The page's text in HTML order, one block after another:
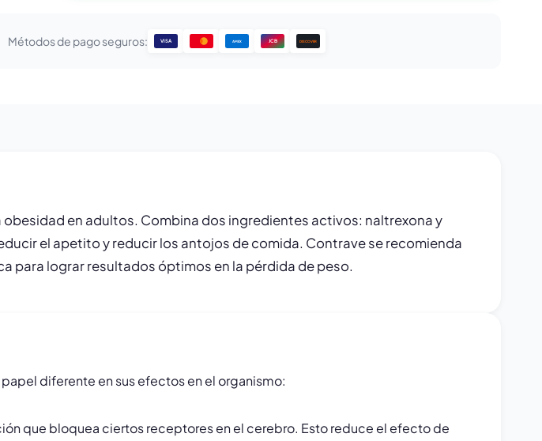
Métodos de pago seguros: VISA AMEX JCB DISCOVER
en adultos. Combina dos ingredientes activos: naltrexona y
el apetito y reducir los antojos de comida. Contrave se recomienda
para lograr resultados óptimos en la pérdida de peso.
diferente en sus efectos en el organismo:
que bloquea ciertos receptores en el cerebro. Esto reduce el efecto de